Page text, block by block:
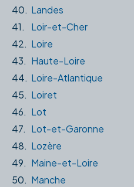
40. Landes
41.
Loir-et-Cher
42. Loire
43. Haute-Loire
44. Loire-Atlantique
45. Loiret
46. Lot
47. Lot-et-Garonne
48. Lozère
49. Maine-et-Loire
50. Manche